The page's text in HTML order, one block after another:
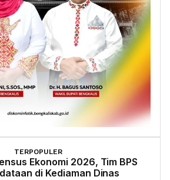
TERPOPULER
Ekonomi 2026, Tim BPS
di Kediaman Dinas